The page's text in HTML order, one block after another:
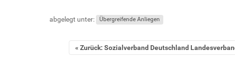
abgelegt unter: Übergreifende Anliegen
Zurück: Sozialverband Deutschland